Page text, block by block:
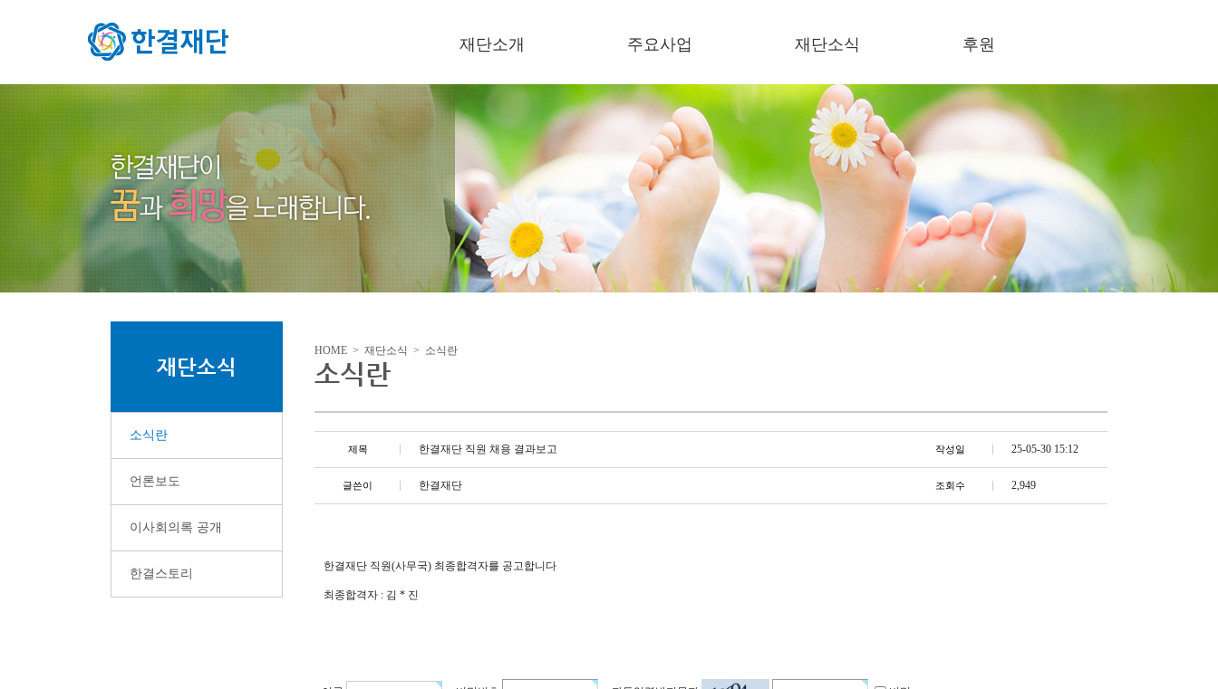
재단소개
미션/비젼
오시는 길
주요사업
복지기관 운영
보육기관 운영
한결장학금
잔치한마당
미세먼지저감 지원사업
재단소식
소식란
언론보도
이사회의록 공개
한결스토리
후원
후원하기
재단소식
소식란
언론보도
이사회의록 공개
한결스토리
HOME > 재단소식 > 소식란
소식란
제목 한결재단 직원 채용 결과보고 작성일 25-05-30 15:12
글쓴이 한결재단 조회수 2,949
한결재단 직원(사무국) 최종합격자를 공고합니다
최종합격자 : 김 * 진